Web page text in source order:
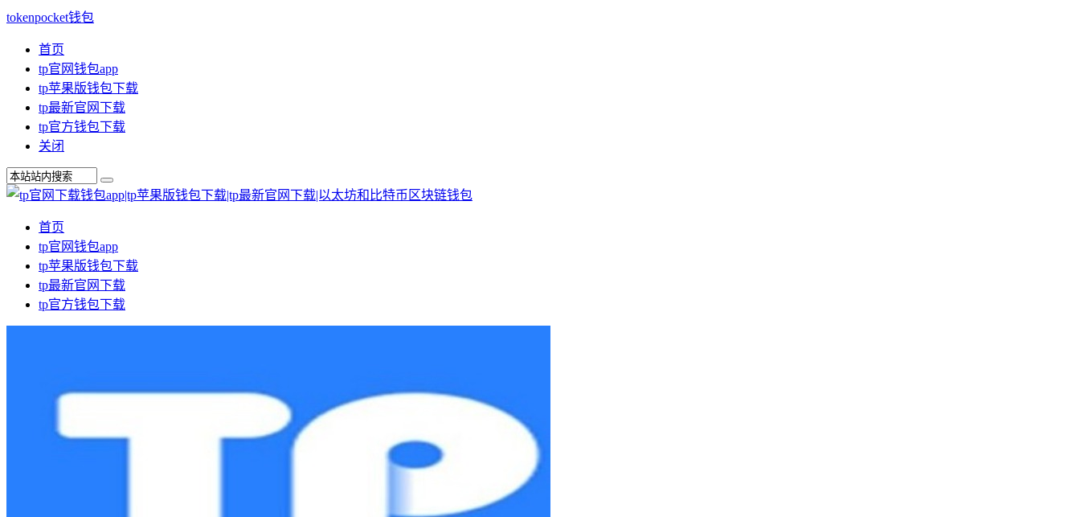
tokenpocket钱包
首页
tp官网钱包app
tp苹果版钱包下载
tp最新官网下载
tp官方钱包下载
关闭
首页
tp官网钱包app
tp苹果版钱包下载
tp最新官网下载
tp官方钱包下载